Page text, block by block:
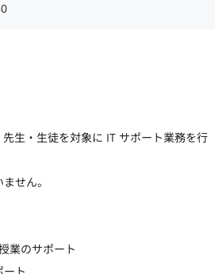
生・生徒を対象に IT サポート業務を行
せん。
業のサポート